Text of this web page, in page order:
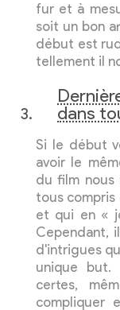
fur et à
soit un bon
début est
tellement il
dans
Si le début
avoir le
du film nous
tous
et qui en «
Cependant,
d'intrigues
unique but.
certes,
compliquer